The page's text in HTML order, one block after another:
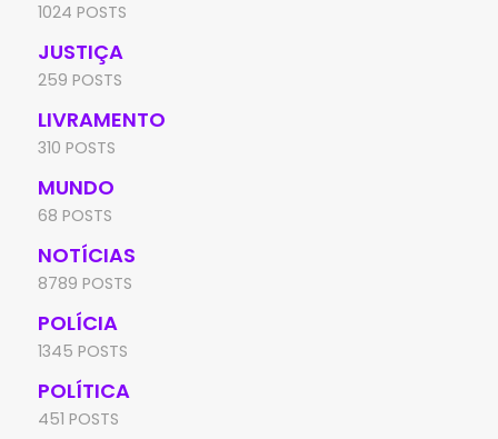
1024 POSTS
JUSTIÇA
259 POSTS
LIVRAMENTO
310 POSTS
MUNDO
68 POSTS
NOTÍCIAS
8789 POSTS
POLÍCIA
1345 POSTS
POLÍTICA
451 POSTS